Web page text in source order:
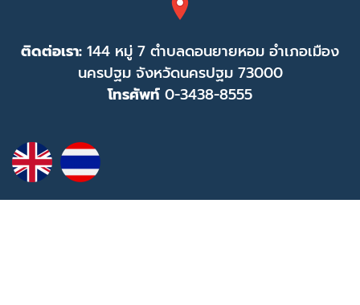
ติดต่อเรา: 144 หมู่ 7 ตำบลดอนยายหอม อำเภอเมือง
นครปฐม จังหวัดนครปฐม 73000
โทรศัพท์ 0-3438-8555